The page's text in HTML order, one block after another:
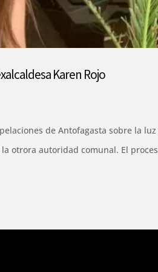
Karen Rojo
de Antofagasta sobre la luz
otrora autoridad comunal. El